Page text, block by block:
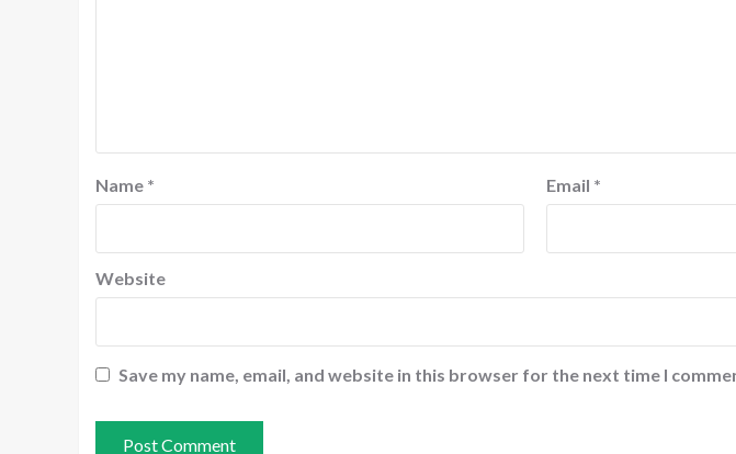
Name * Email *
Website
Save my name, email, and website in this browser for the next time I